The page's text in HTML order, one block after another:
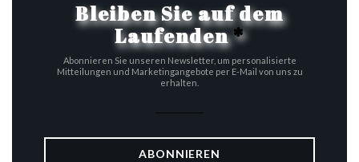
Bleiben Sie auf dem
Laufenden*
Abonnieren Sie unseren Newsletter, um personalisierte
Mitteilungen und Marketingangebote per E-Mail von uns zu
erhalten.
ABONNIEREN